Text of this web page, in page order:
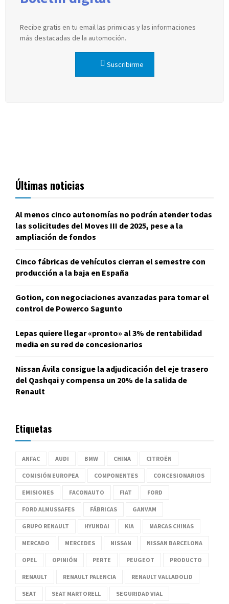
Recibe gratis en tu email las primicias y las informaciones
más destacadas de la automoción.
Suscribirme
Últimas noticias
Al menos cinco autonomías no podrán atender todas
las solicitudes del Moves III de 2025, pese a la
ampliación de fondos
Cinco fábricas de vehículos cierran el semestre con
producción a la baja en España
Gotion, con negociaciones avanzadas para tomar el
control de Powerco Sagunto
Lepas quiere llegar «pronto» al 3% de rentabilidad
media en su red de concesionarios
Nissan Ávila consigue la adjudicación del eje trasero
del Qashqai y compensa un 20% de la salida de
Renault
Etiquetas
ANFAC AUDI BMW CHINA CITROËN
COMISIÓN EUROPEA COMPONENTES CONCESIONARIOS
EMISIONES FACONAUTO FIAT FORD
FORD ALMUSSAFES FÁBRICAS GANVAM
GRUPO RENAULT HYUNDAI KIA MARCAS CHINAS
MERCADO MERCEDES NISSAN NISSAN BARCELONA
OPEL OPINIÓN PERTE PEUGEOT PRODUCTO
RENAULT RENAULT PALENCIA RENAULT VALLADOLID
SEAT SEAT MARTORELL SEGURIDAD VIAL